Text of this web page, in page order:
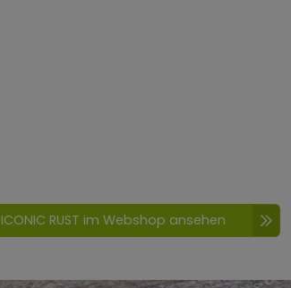
ICONIC RUST im Webshop ansehen